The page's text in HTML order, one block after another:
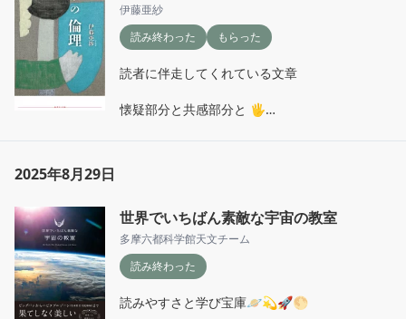
伊藤亜紗
読み終わった
もらった
読者に伴走してくれている文章
懐疑部分と共感部分と 🖐️
2025年8月29日
世界でいちばん素敵な宇宙の教室
多摩六都科学館天文チーム
読み終わった
読みやすさと学び宝庫🪐💫🚀🌕